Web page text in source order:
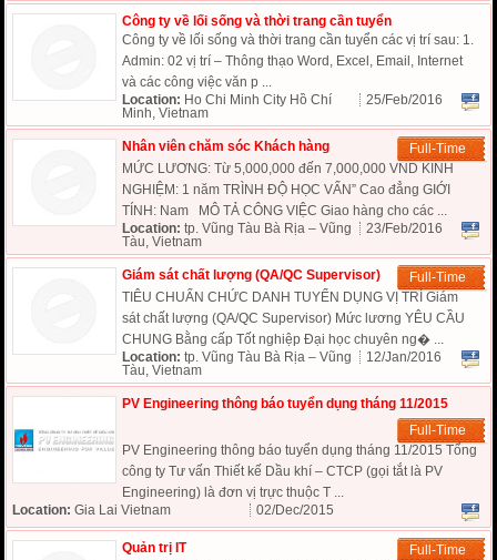
Công ty về lối sống và thời trang cần tuyển
Công ty về lối sống và thời trang cần tuyển các vị trí sau: 1.
Admin: 02 vị trí – Thông thạo Word, Excel, Email, Internet
và các công việc văn p ...
Location: Ho Chi Minh City Hồ Chí
Minh, Vietnam
25/Feb/2016
Nhân viên chăm sóc Khách hàng
Full-Time
MỨC LƯƠNG: Từ 5,000,000 đến 7,000,000 VND KINH
NGHIỆM: 1 năm TRÌNH ĐỘ HỌC VẤN” Cao đẳng GIỚI
TÍNH: Nam MÔ TẢ CÔNG VIỆC Giao hàng cho các ...
Location: tp. Vũng Tàu Bà Rịa – Vũng
Tàu, Vietnam
23/Feb/2016
Giám sát chất lượng (QA/QC Supervisor)
Full-Time
TIÊU CHUẨN CHỨC DANH TUYỂN DỤNG VỊ TRÍ Giám
sát chất lượng (QA/QC Supervisor) Mức lương YÊU CẦU
CHUNG Bằng cấp Tốt nghiệp Đại học chuyên ng� ...
Location: tp. Vũng Tàu Bà Rịa – Vũng
Tàu, Vietnam
12/Jan/2016
PV Engineering thông báo tuyển dụng tháng 11/2015
Full-Time
PV Engineering thông báo tuyển dụng tháng 11/2015 Tổng
công ty Tư vấn Thiết kế Dầu khí – CTCP (gọi tắt là PV
Engineering) là đơn vị trực thuộc T ...
Location: Gia Lai Vietnam 02/Dec/2015
Quản trị IT
Full-Time